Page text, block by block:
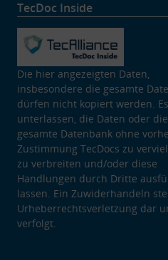
TecDoc Inside
Die hier angezeigten Daten,
insbesondere die gesamte
dürfen nicht kopiert werden.
unterlassen, die Daten oder die
gesamte Datenbank ohne
Zustimmung TecDocs zu
zu verbreiten und/oder diese
Handlungen durch Dritte
lassen. Ein Zuwiderhandeln
Urheberrechtsverletzung dar
verfolgt.